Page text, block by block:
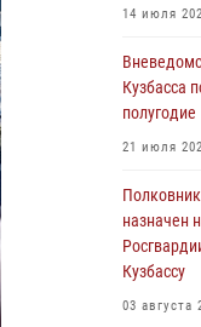
юных
04 августа
04 августа
попытку
14 июля
Кузбасса
полугодие
21 июля
назначен
Кузбассу
03 августа